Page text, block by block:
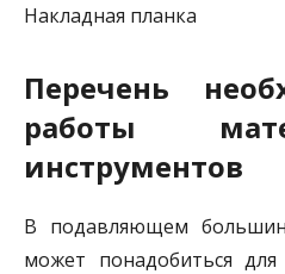
Накладная планка
Перечень
работы
инструментов
В подавляющем
может понадобиться